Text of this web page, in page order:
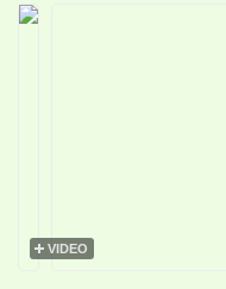
VIDEO